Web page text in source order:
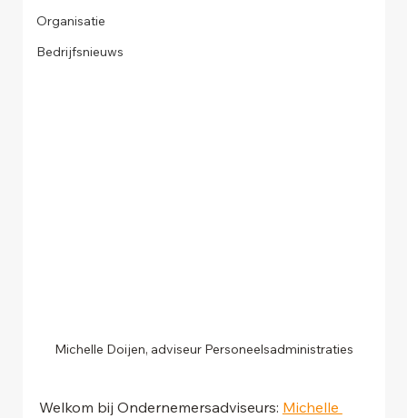
Organisatie
Bedrijfsnieuws
Michelle Doijen, adviseur Personeelsadministraties
Welkom bij Ondernemersadviseurs: Michelle